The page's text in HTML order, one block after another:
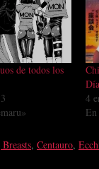
de todos los
4
, Centauro,